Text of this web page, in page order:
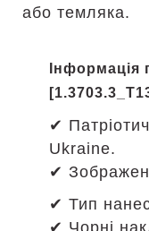
або темляка.
✔
Ukraine.
✔
✔ Тип
✔ Чорні